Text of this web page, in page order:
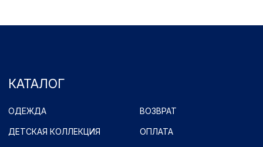
Имущественные права принадлежат ФК "Оренбург" (Оренбург)